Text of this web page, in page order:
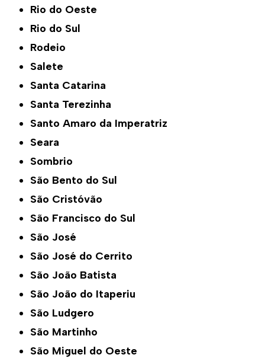
Rio do Oeste
Rio do Sul
Rodeio
Salete
Santa Catarina
Santa Terezinha
Santo Amaro da Imperatriz
Seara
Sombrio
São Bento do Sul
São Cristóvão
São Francisco do Sul
São José
São José do Cerrito
São João Batista
São João do Itaperiu
São Ludgero
São Martinho
São Miguel do Oeste